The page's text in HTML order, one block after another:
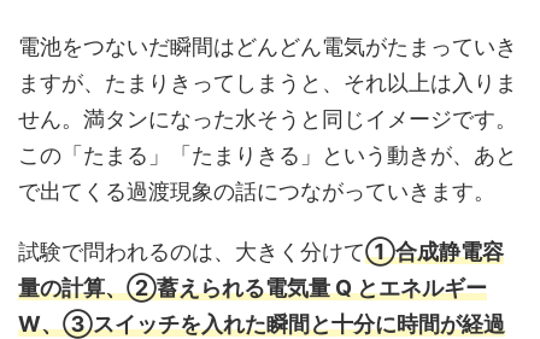
電池をつないだ瞬間はどんどん電気がたまっていき
ますが、たまりきってしまうと、それ以上は入りま
せん。満タンになった水そうと同じイメージです。
この「たまる」「たまりきる」という動きが、あと
で出てくる過渡現象の話につながっていきます。
試験で問われるのは、大きく分けて①合成静電容
量の計算、②蓄えられる電気量 Q とエネルギー
W、③スイッチを入れた瞬間と十分に時間が経過